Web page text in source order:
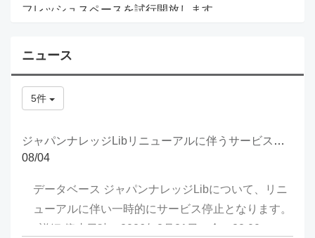
フレッシュスペースを試行開放します。
ニュース
5件
ジャパンナレッジLibリニューアルに伴うサービス停止について
08/04
データベース ジャパンナレッジLibについて、リニ
ューアルに伴い一時的にサービス停止となります。
詳細 停止日時：2026年8月21日（金）22:00 ～ 8